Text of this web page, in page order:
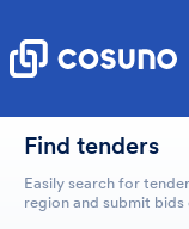
Find tenders
Easily search for
region and submit